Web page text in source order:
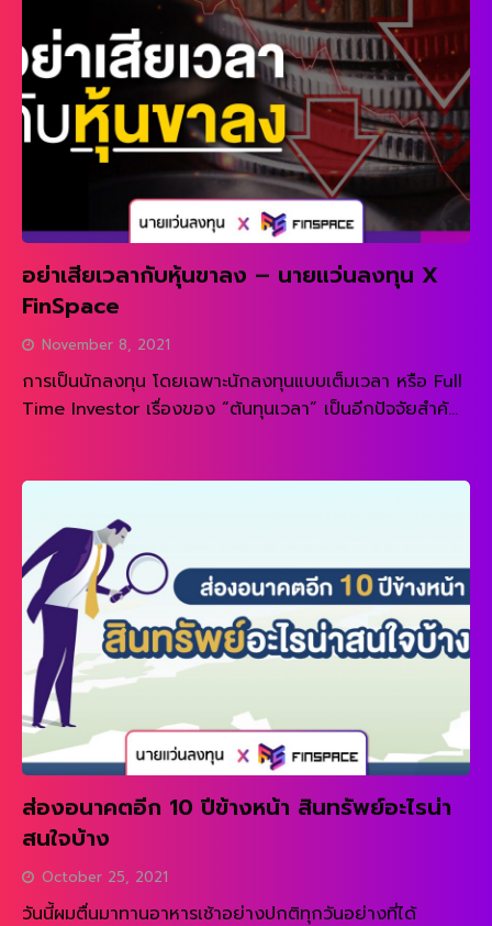
เราหาพบเจอ ก็จะสามารถซื้อในตอนที่ราคาหุ้นยังไม่ตอบรับ
และนำไปขายตอนราคาตอบรับไปแล้ว เป็นต้น แล้วเราจะเริ่ม
ต้นหาหุ้นเด้ง ต้องทำยังไง ? […]
อย่าเสียเวลากับหุ้นขาลง – นายแว่นลงทุน X
FinSpace
November 8, 2021
การเป็นนักลงทุน โดยเฉพาะนักลงทุนแบบเต็มเวลา หรือ Full
Time Investor เรื่องของ “ต้นทุนเวลา” เป็นอีกปัจจัยสำคัญ
เป็น 3 หมวดหมู่ ได้แก่ 1) หุ้นถือลงทุนระยะยาวแบบโตสิบเท่า
ในสิบปี … หุ้นแบบนี้ถือโดยไม่ต้องคำนึงถึงระยะเวลาราคาหุ้น
[…]
ส่องอนาคตอีก 10 ปีข้างหน้า สินทรัพย์อะไรน่า
สนใจบ้าง
October 25, 2021
วันนี้ผมตื่นมาทานอาหารเช้าอย่างปกติทุกวันอย่างที่ได้